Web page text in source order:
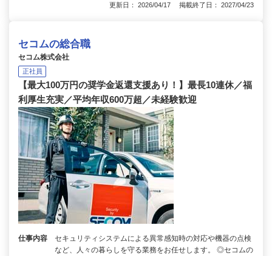
更新日： 2026/04/17 掲載終了日： 2027/04/23
セコムの総合職
セコム株式会社
正社員
【最大100万円の奨学金返還支援あり！】最長10連休／福
利厚生充実／平均年収600万超／未経験歓迎
仕事内容
セキュリティシステムによる異常感知時の対応や機器の点検
など、人々の暮らしを守る業務をお任せします。 ◎セコムの